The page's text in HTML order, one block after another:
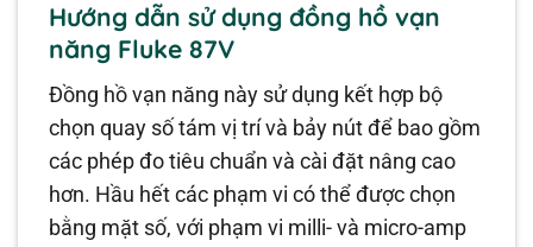
Hướng dẫn sử dụng đồng hồ vạn
năng Fluke 87V
Đồng hồ vạn năng này sử dụng kết hợp bộ
chọn quay số tám vị trí và bảy nút để bao gồm
các phép đo tiêu chuẩn và cài đặt nâng cao
hơn. Hầu hết các phạm vi có thể được chọn
bằng mặt số, với phạm vi milli- và micro-amp